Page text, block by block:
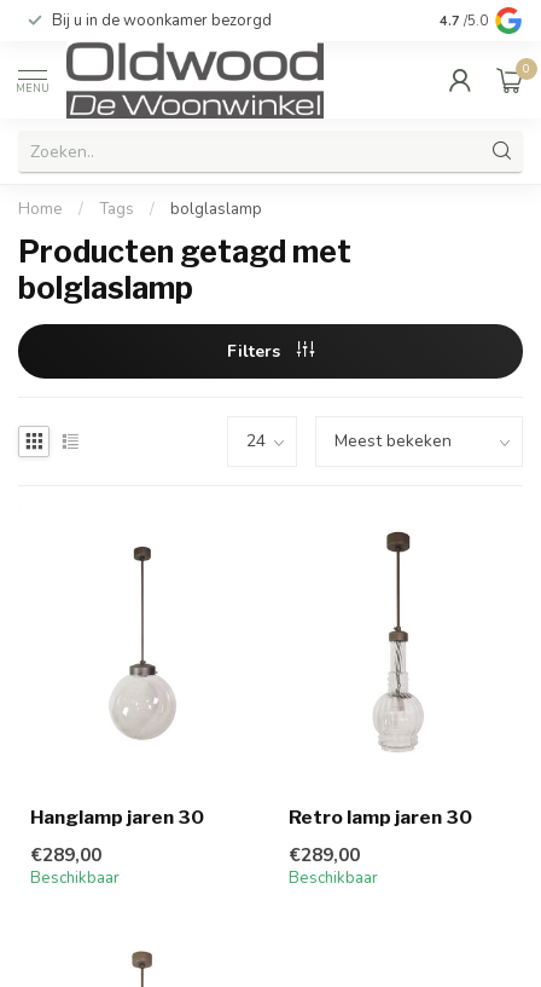
Bij u in de woonkamer bezorgd Kwaliteit &
4.7 /5.0
MENU
0
Home / Tags / bolglaslamp
Producten getagd met
bolglaslamp
Filters
Hanglamp jaren 30
€289,00
Beschikbaar
Retro lamp jaren 30
€289,00
Beschikbaar